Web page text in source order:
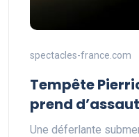
spectacles-france.com
Tempête
prend
Une déferlante